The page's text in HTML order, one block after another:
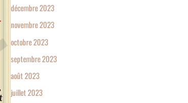
décembre 2023
novembre 2023
octobre 2023
septembre 2023
août 2023
juillet 2023